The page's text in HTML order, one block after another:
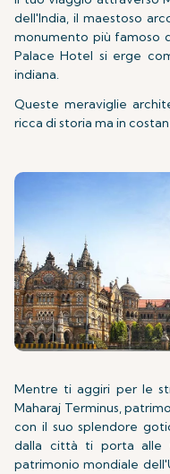
dell'India, il maestoso
monumento più famoso
Palace Hotel si erge
indiana.
Queste meraviglie
ricca di storia ma in
Mentre ti aggiri per le
Maharaj Terminus,
con il suo splendore
dalla città ti porta alle
patrimonio mondiale